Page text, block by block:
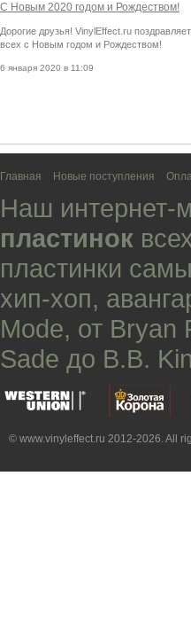
С Новым 2020 годом и Рождеством!
Дорогие друзья! VinylEffect.ru поздравляет
всех с Новым годом и Рождеством!
6 января 2020 в 11:09
Главная Новые поступления
Наш интернет-
пластинок
пластинки
хип-хоп,
Mode, от Bryan
Sade до B.B.
© www.vinyleffect.ru 2012-2026. All